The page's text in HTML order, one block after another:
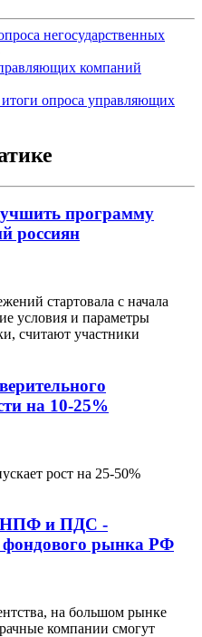
негосударственных
компаний
опроса управляющих
программу
россиян
стартовала с начала
условия и параметры
считают участники
на 10-25%
рост на 25-50%
НПФ и ПДС -
фондового рынка РФ
на большом рынке
компании смогут